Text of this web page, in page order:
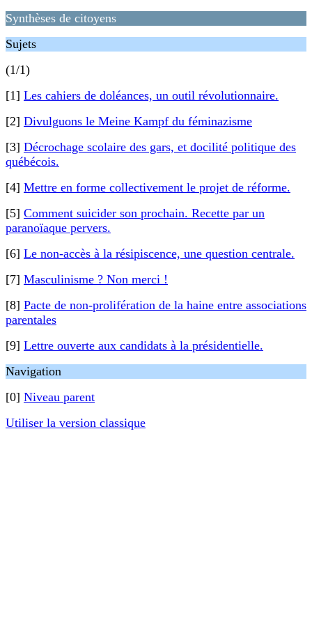
Synthèses de citoyens
Sujets
(1/1)
[1] Les cahiers de doléances, un outil révolutionnaire.
[2] Divulguons le Meine Kampf du féminazisme
[3] Décrochage scolaire des gars, et docilité politique des
québécois.
[4] Mettre en forme collectivement le projet de réforme.
[5] Comment suicider son prochain. Recette par un
paranoïaque pervers.
[6] Le non-accès à la résipiscence, une question centrale.
[7] Masculinisme ? Non merci !
[8] Pacte de non-prolifération de la haine entre associations
parentales
[9] Lettre ouverte aux candidats à la présidentielle.
Navigation
[0] Niveau parent
Utiliser la version classique